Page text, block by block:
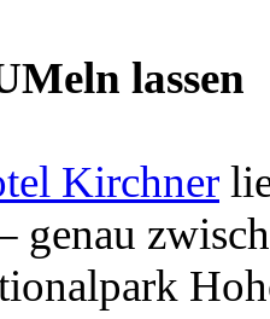
lassen
Kirchner
genau